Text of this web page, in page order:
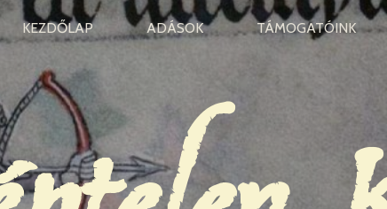
KEZDŐLAP ADÁSOK TÁMOGATÓINK